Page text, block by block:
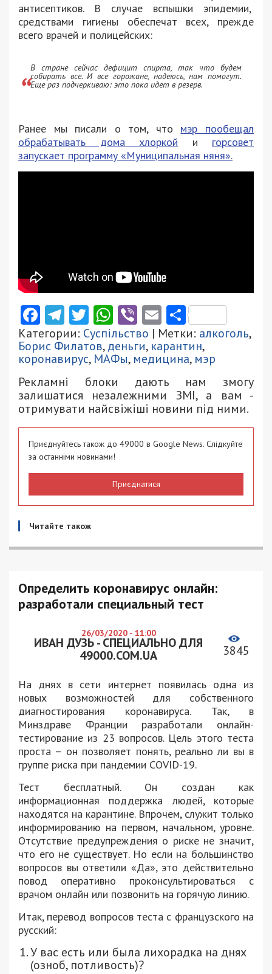
антисептиков. В случае вспышки эпидемии,
средствами гигиены обеспечат всех, прежде
всего врачей и полицейских:
В стране сейчас дефицит спирта, так что будем
собирать все. И все горожане, надеюсь, нам помогут.
Еще раз подчеркиваю: это пока идет в резерв.
Ранее мы писали о том, что мэр пообещал
обрабатывать дома хлоркой и горсовет
запускает программу «Муниципальная няня».
Facebook
Telegram
Twitter
WhatsApp
ViberEmail
Категории: Суспільство | Метки: алкоголь,
Борис Филатов,деньги, карантин,
коронавирус, МАФы, медицина, мэр
Рекламні блоки дають нам змогу
залишатися незалежними ЗМІ, а вам -
отримувати найсвіжіші новини під ними.
Приєднуйтесь також до 49000 в Google News. Слідкуйте
за останніми новинами!
Приєднатися
Читайте також
Определить коронавирус онлайн:
разработали специальный тест
26/03/2020 - 11:00
ИВАН ДУЗЬ - СПЕЦИАЛЬНО ДЛЯ
49000.COM.UA
3845
На днях в сети интернет появилась одна из
новых возможностей для собственного
диагностирования коронавируса. Так, в
Минздраве Франции разработали онлайн-
тестирование из 23 вопросов. Цель этого теста
проста – он позволяет понять, реально ли вы в
группе риска при пандемии COVID-19.
Тест бесплатный. Он создан как
информационная поддержка людей, которые
находятся на карантине. Впрочем, служит только
информированию на первом, начальном, уровне.
Отсутствие предупреждения о риске не значит,
что его не существует. Но если на большинство
вопросов вы ответили «Да», это действительно
повод оперативно проконсультироваться с
врачом онлайн или позвонить на горячую линию.
Итак, перевод вопросов теста с французского на
русский:
У вас есть или была лихорадка на днях
(озноб, потливость)?